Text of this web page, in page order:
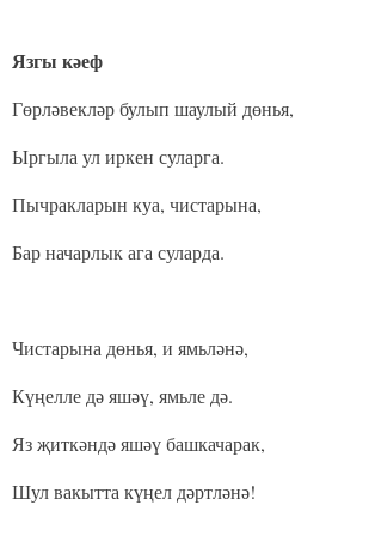
Язгы кәеф
Гөрләвекләр булып шаулый дөнья,
Ыргыла ул иркен суларга.
Пычракларын куа, чистарына,
Бар начарлык ага суларда.
Чистарына дөнья, и ямьләнә,
Күңелле дә яшәү, ямьле дә.
Яз җиткәндә яшәү башкачарак,
Шул вакытта күңел дәртләнә!